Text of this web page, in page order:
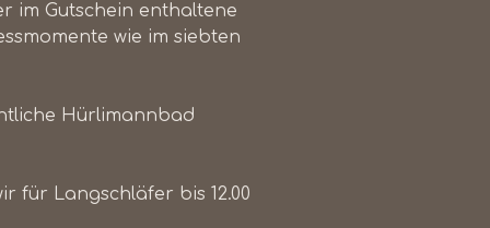
im Gutschein enthaltene
wie im siebten
Hürlimannbad
für Langschläfer bis 12.00